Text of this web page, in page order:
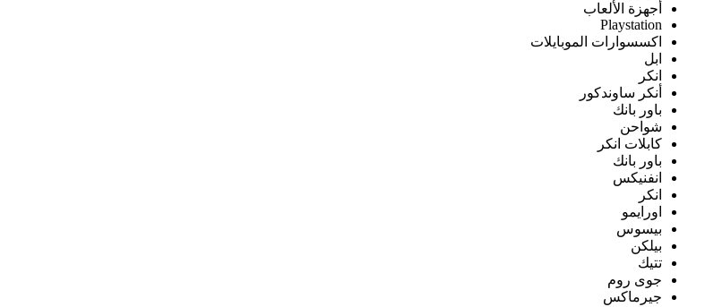
أجهزة الألعاب
Playstation
اكسسوارات الموبايلات
ابل
انكر
أنكر ساوندكور
باور بانك
شواحن
كابلات انكر
باور بانك
انفنيكس
انكر
اورايمو
بيسوس
بيلكن
تتيك
جوى روم
جيرماكس